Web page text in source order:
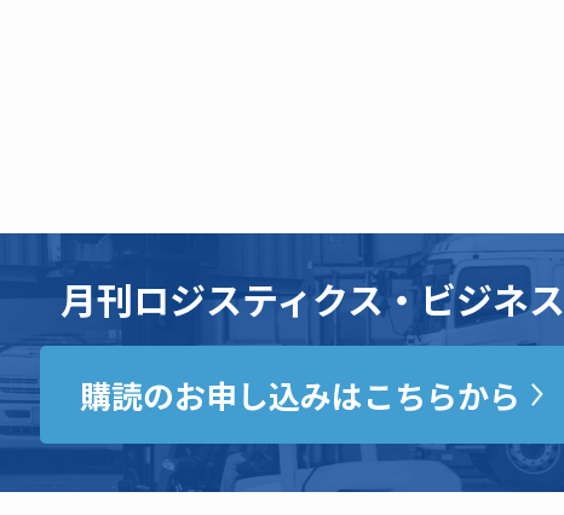
月刊ロジスティクス・ビジネス
購読のお申し込みはこちらから